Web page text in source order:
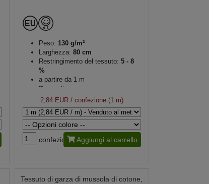
Peso: 130 g/m²
Larghezza: 80 cm
Restringimento del tessuto: 5 - 8
%
a partire da 1 m
Decorativo
2,84 EUR/ confezione (1 m)
confezione Aggiungi al carrello
Tessuto di garza di mussola di cotone,